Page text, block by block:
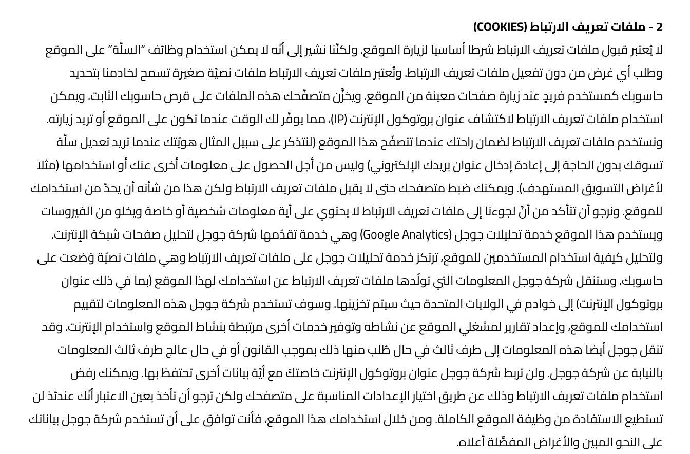
2 - ملفات تعريف الارتباط(COOKIES)
لا يُعتبر قبول ملفات تعريف الارتباط شرطًا أساسيًا لزيارة الموقع. ولكنّنا نشير إلى أنّه لا يمكن استخدام وظائف “السلّة” على الموقع
وطلب أي غرض من دون تفعيل ملفات تعريف الارتباط. وتُعتبر ملفات تعريف الارتباط ملفات نصيّة صغيرة تسمح لخادمنا بتحديد
حاسوبك كمستخدم فريدٍ عند زيارة صفحات معينة من الموقع. ويخزِّن متصفّحك هذه الملفات على قرص حاسوبك الثابت. ويمكن
استخدام ملفات تعريف الارتباط لاكتشاف عنوان بروتوكول الإنترنت (IP)، مما يوفّر لك الوقت عندما تكون على الموقع أو تريد زيارته.
ونستخدم ملفات تعريف الارتباط لضمان راحتك عندما تتصفّح هذا الموقع (لنتذكر على سبيل المثال هويّتك عندما تريد تعديل سلّة
تسوقك بدون الحاجة إلى إعادة إدخال عنوان بريدك الإلكتروني) وليس من أجل الحصول على معلومات أخرى عنك أو استخدامها (مثلاً
لأغراض التسويق المستهدف). ويمكنك ضبط متصفحك حتى لا يقبل ملفات تعريف الارتباط ولكن هذا من شأنه أن يحدّ من استخدامك
للموقع. ونرجو أن تتأكد من أنّ لجوءنا إلى ملفات تعريف الارتباط لا يحتوي على أية معلومات شخصية أو خاصة ويخلو من الفيروسات
ويستخدم هذا الموقع خدمة تحليلات جوجل (Google Analytics) وهي خدمة تقدّمها شركة جوجل لتحليل صفحات شبكة الإنترنت.
ولتحليل كيفية استخدام المستخدمين للموقع، ترتكز خدمة تحليلات جوجل على ملفات تعريف الارتباط وهي ملفات نصيّة وُضعت على
حاسوبك. وستنقل شركة جوجل المعلومات التي تولّدها ملفات تعريف الارتباط عن استخدامك لهذا الموقع (بما في ذلك عنوان
بروتوكول الإنترنت) إلى خوادم في الولايات المتحدة حيث سيتم تخزينها. وسوف تستخدم شركة جوجل هذه المعلومات لتقييم
استخدامك للموقع، وإعداد تقارير لمشغلي الموقع عن نشاطه وتوفير خدمات أخرى مرتبطة بنشاط الموقع واستخدام الإنترنت. وقد
تنقل جوجل أيضاً هذه المعلومات إلى طرف ثالث في حال طُلب منها ذلك بموجب القانون أو في حال عالج طرف ثالث المعلومات
بالنيابة عن شركة جوجل. ولن تربط شركة جوجل عنوان بروتوكول الإنترنت خاصتكَ مع أيّة بيانات أخرى تحتفظ بها. ويمكنك رفض
استخدام ملفات تعريف الارتباط وذلك عن طريق اختيار الإعدادات المناسبة على متصفحك ولكن ترجو أن تأخذ بعين الاعتبار أنّك عندئذ لن
تستطيع الاستفادة من وظيفة الموقع الكاملة. ومن خلال استخدامك هذا الموقع، فأنت توافق على أن تستخدم شركة جوجل بياناتك
على النحو المبين والأغراض المفصَّلة أعلاه.